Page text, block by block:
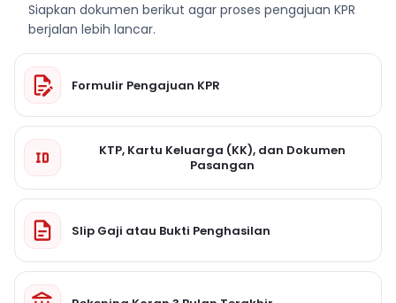
Siapkan dokumen berikut agar proses pengajuan KPR
berjalan lebih lancar.
Formulir Pengajuan KPR
KTP, Kartu Keluarga (KK), dan Dokumen
Pasangan
Slip Gaji atau Bukti Penghasilan